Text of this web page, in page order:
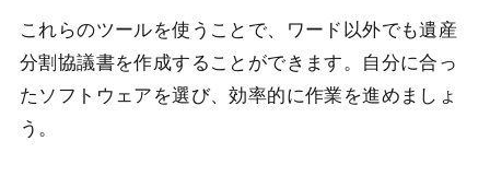
これらのツールを使うことで、ワード以外でも遺産
分割協議書を作成することができます。自分に合っ
たソフトウェアを選び、効率的に作業を進めましょ
う。